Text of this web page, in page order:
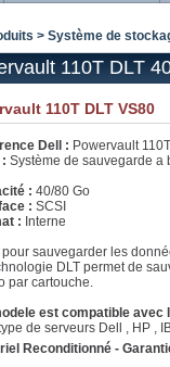
> Système de
110T DLT
110T DLT VS80
Dell : Powervault
Système de sauvegarde a
: 40/80 Go
: SCSI
: Interne
pour sauvegarder les
DLT permet de
par cartouche.
est compatible avec
de serveurs Dell , HP ,
Reconditionné -